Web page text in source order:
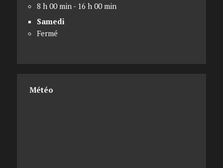
8 h 00 min - 16 h 00 min
Samedi
Fermé
Météo